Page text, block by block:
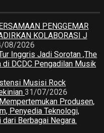
PENGGEMAR
KOLABORASI J
08/2026
Inggris Jadi Sorotan ,The
DCDC Pengadilan Musik
Musisi Rock
31/07/2026
Produsen,
Penyedia Teknologi,
Berbagai Negara.